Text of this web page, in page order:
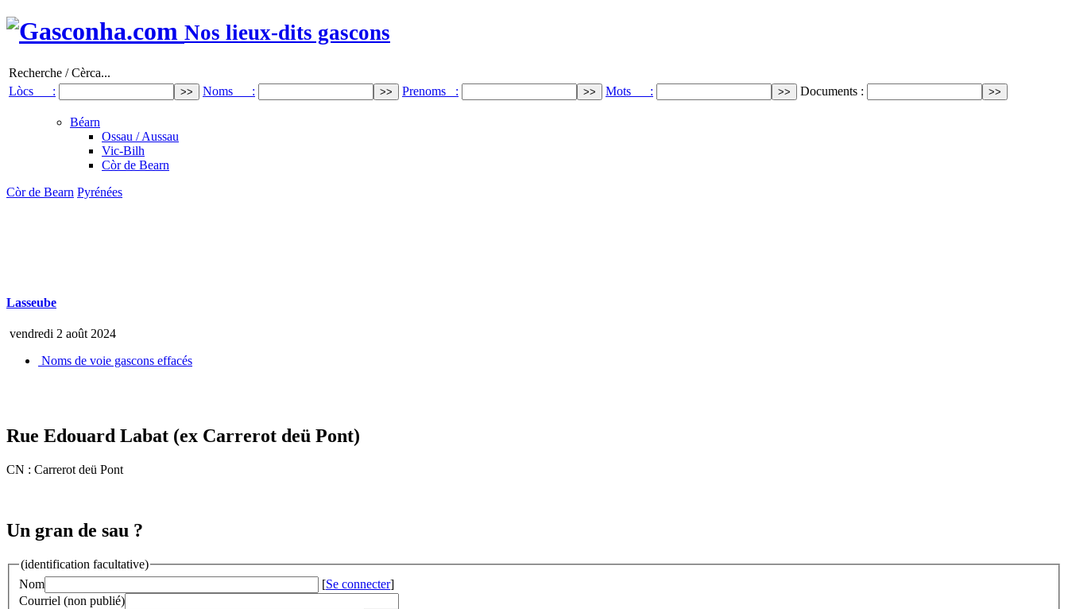
Nos lieux-dits gascons
Recherche / Cèrca...
Lòcs :
Noms : Prenoms : Mots : Documents :
Béarn
Ossau / Aussau
Vic-Bilh
Còr de Bearn
Còr de Bearn Pyrénées
Lasseube
vendredi 2 août 2024
Noms de voie gascons effacés
Rue Edouard Labat (ex Carrerot deü Pont)
CN : Carrerot deü Pont
Un gran de sau ?
(identification facultative)
Nom
[Se connecter]
Courriel (non publié)